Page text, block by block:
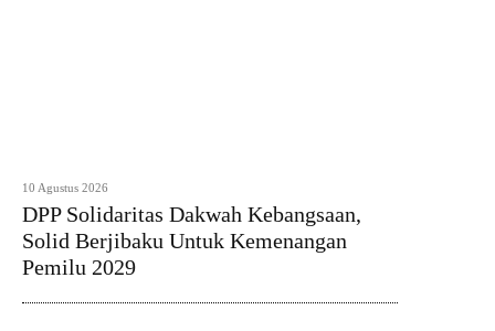
10 Agustus 2026
DPP Solidaritas Dakwah Kebangsaan,
Solid Berjibaku Untuk Kemenangan
Pemilu 2029